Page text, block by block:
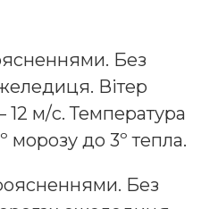
Без
Вітер
12 м/с. Температура
морозу до 3º тепла.
Без